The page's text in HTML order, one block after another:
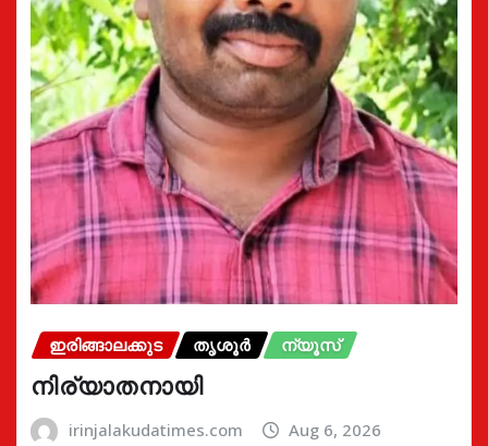
ഇരിങ്ങാലക്കുട തൃശൂർ ന്യൂസ്
നിര്യാതനായി
irinjalakudatimes.com Aug 6, 2026